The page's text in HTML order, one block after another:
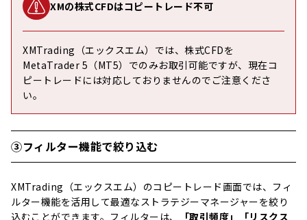
XMの株式CFDはコピートレード不可
XMTrading（エックスエム）では、株式CFDを
MetaTrader 5（MT5）でのみお取引可能ですが、現在コ
ピートレードには対応しておりませんのでご注意くださ
い。
③フィルター機能で絞り込む
XMTrading（エックスエム）のコピートレード画面では、フィ
ルター機能を活用して最適なストラテジーマネージャーを絞り
込むことができます。フィルターは、
「取引頻度」「リスクス